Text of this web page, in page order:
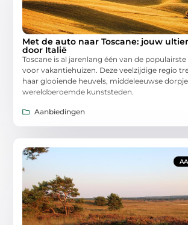
Met de auto naar Toscane: jouw
door Italië
Toscane is al jarenlang één van de
voor vakantiehuizen. Deze veelzijdige regio
haar glooiende heuvels, middeleeuwse
wereldberoemde kunststeden.
Aanbiedingen